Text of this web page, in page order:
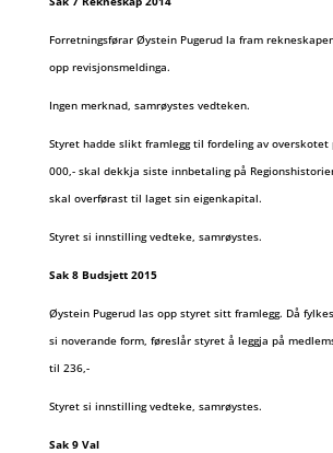
Forretningsførar Øystein Pugerud la fram
opp revisjonsmeldinga.
Ingen merknad, samrøystes vedteken.
Styret hadde slikt framlegg til fordeling av overskotet
000,- skal dekkja siste innbetaling på
skal overførast til laget sin eigenkapital.
Styret si innstilling vedteke, samrøystes.
Sak 8 Budsjett 2015
Øystein Pugerud las opp styret sitt framlegg. Då
si noverande form, føreslår styret å leggja på
til 236,-
Styret si innstilling vedteke, samrøystes.
Sak 9 Val